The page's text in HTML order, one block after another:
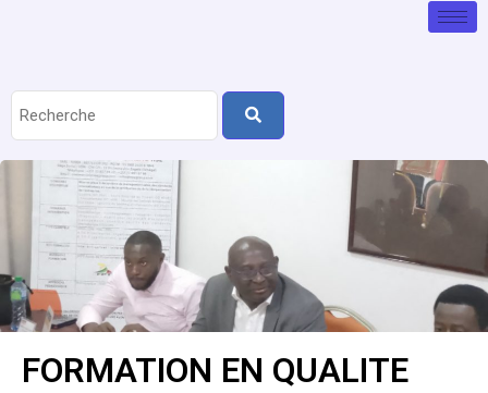
FORMATION EN QUALITE